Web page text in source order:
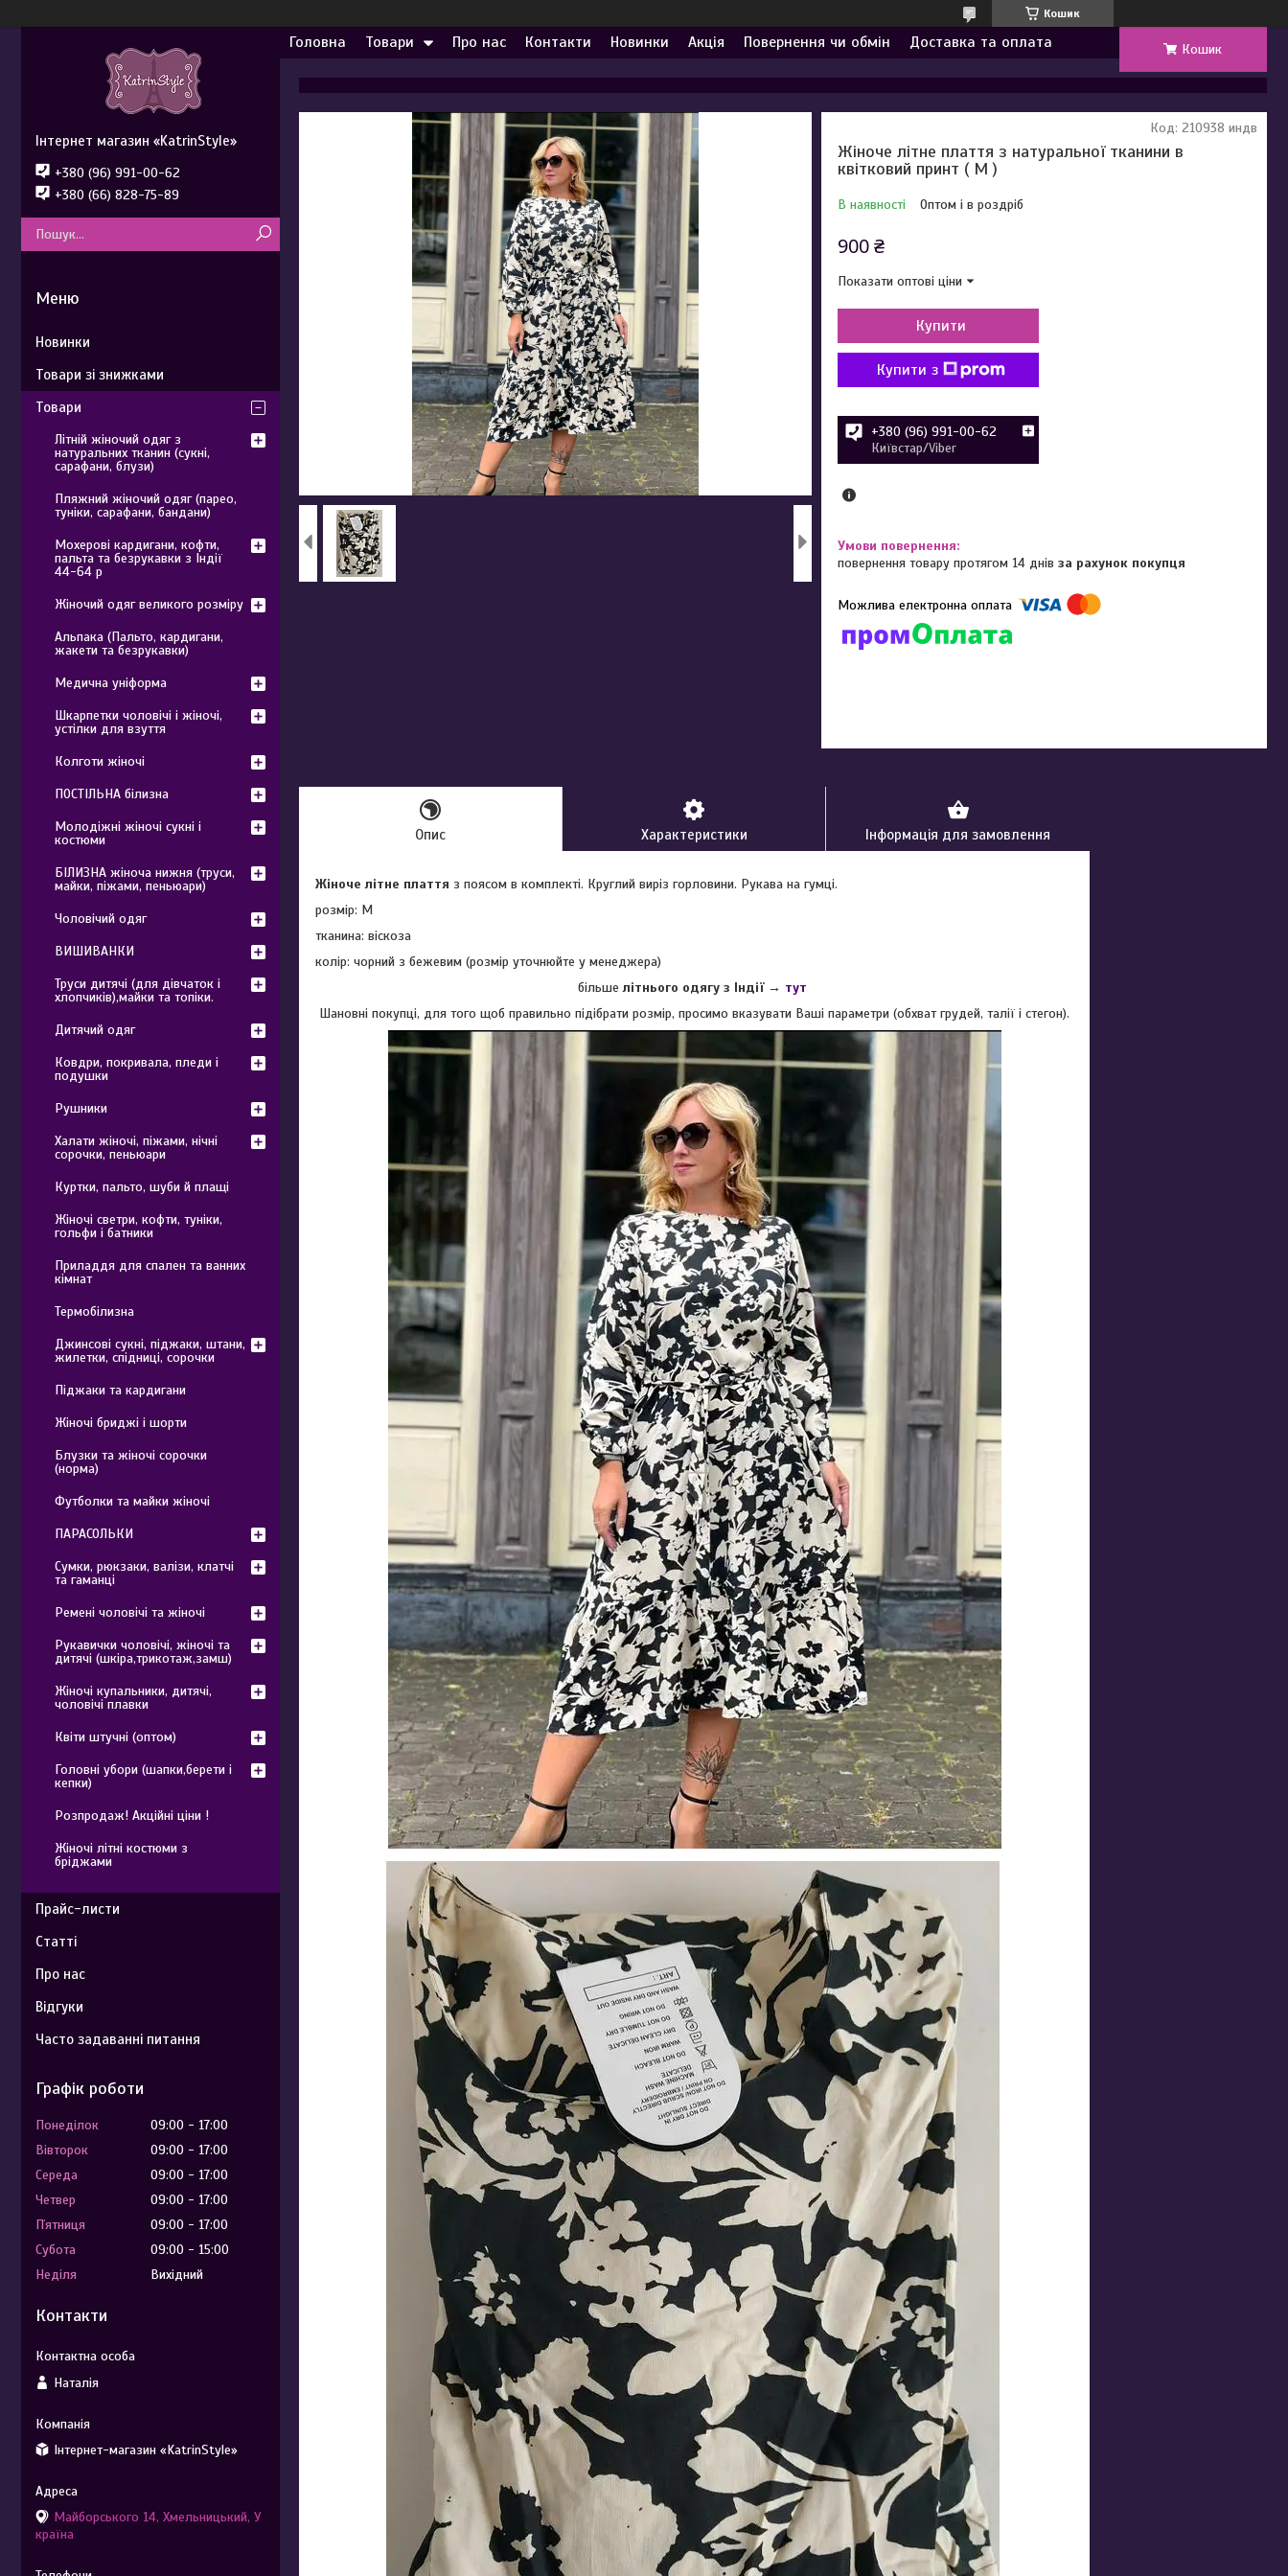
Кошик
Головна Товари Про нас Контакти Новинки Акція Повернення чи обмін Доставка та оплата Кошик
Жіноче літне плаття з натуральної тканини в
квітковий принт ( M )
В наявності Оптом і в роздріб
Код: 210938 индв
900 ₴
Показати оптові ціни
Купити
Купити з
+380 (96) 991-00-62
Київстар/Viber
повернення товару протягом 14 днівза рахунок покупця
Опис Характеристики Інформація для замовлення
Жіноче літне плаття з поясом в комплекті. Круглий виріз горловини. Рукава на гумці.
розмір: M
тканина: віскоза
колір: чорний з бежевим (розмір уточнюйте у менеджера)
більшелітнього одягу з Індії → тут
Шановні покупці, для того щоб правильно підібрати розмір, просимо вказувати Ваші параметри (обхват грудей, талії і стегон).
Інтернет магазин «KatrinStyle»
+380 (96) 991-00-62
+380 (66) 828-75-89
Новинки
Товари зі знижками
Товари
Літній жіночий одяг з
натуральних тканин (сукні,
сарафани, блузи)
Пляжний жіночий одяг (парео,
туніки, сарафани, бандани)
Мохерові кардигани, кофти,
пальта та безрукавки з Індії
44-64 р
Жіночий одяг великого розміру
Альпака (Пальто, кардигани,
жакети та безрукавки)
Медична уніформа
Шкарпетки чоловічі і жіночі,
устілки для взуття
Колготи жіночі
ПОСТІЛЬНА білизна
Молодіжні жіночі сукні і
костюми
БІЛИЗНА жіноча нижня (труси,
майки, піжами, пеньюари)
Чоловічий одяг
ВИШИВАНКИ
Труси дитячі (для дівчаток і
хлопчиків),майки та топіки.
Дитячий одяг
Ковдри, покривала, пледи і
подушки
Рушники
Халати жіночі, піжами, нічні
сорочки, пеньюари
Куртки, пальто, шуби й плащі
Жіночі светри, кофти, туніки,
гольфи і батники
Приладдя для спален та ванних
кімнат
Термобілизна
Джинсові сукні, піджаки, штани,
жилетки, спідниці, сорочки
Піджаки та кардигани
Жіночі бриджі і шорти
Блузки та жіночі сорочки
(норма)
Футболки та майки жіночі
ПАРАСОЛЬКИ
Сумки, рюкзаки, валізи, клатчі
та гаманці
Ремені чоловічі та жіночі
Рукавички чоловічі, жіночі та
дитячі (шкіра,трикотаж,замш)
Жіночі купальники, дитячі,
чоловічі плавки
Квіти штучні (оптом)
Головні убори (шапки,берети і
кепки)
Розпродаж! Акційні ціни !
Жіночі літні костюми з
бріджами
Прайс-листи
Статті
Про нас
Відгуки
Часто задаванні питання
Графік роботи
Понеділок 09:00
17:00
Вівторок
09:00
17:00
Середа
09:00
17:00
Четвер
09:00
17:00
Пʼятниця
09:00
17:00
Субота
09:00
15:00
Неділя
Вихідний
Контакти
Наталія
Інтернет-магазин «KatrinStyle»
Майборського 14, Хмельницький, У
країна